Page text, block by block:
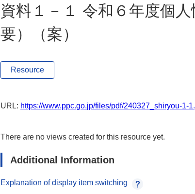
資料１－１ 令和６年度個
要）（案）
Resource
URL: https://www.ppc.go.jp/files/pdf/240327_shiryou-1-
There are no views created for this resource yet.
Additional Information
Explanation of display item switching